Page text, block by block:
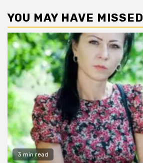
YOU MAY HAVE MISSED
3 min read